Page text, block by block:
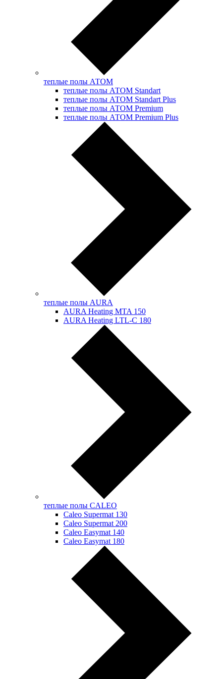
теплые полы АТОМ
теплые полы АТОМ Standart
теплые полы АТОМ Standart Plus
теплые полы АТОМ Premium
теплые полы АТОМ Premium Plus
теплые полы AURA
AURA Heating MTA 150
AURA Heating LTL-C 180
теплые полы CALEO
Caleo Supermat 130
Caleo Supermat 200
Caleo Easymat 140
Caleo Easymat 180